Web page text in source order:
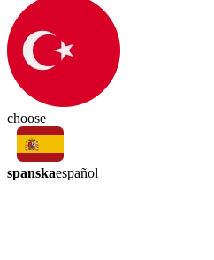
choose
spanskaespañol